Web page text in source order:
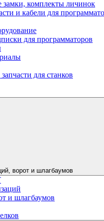
комплекты личинок
и кабели для
для программаторов
для станков
ворот и шлагбаумов
и шлагбаумов